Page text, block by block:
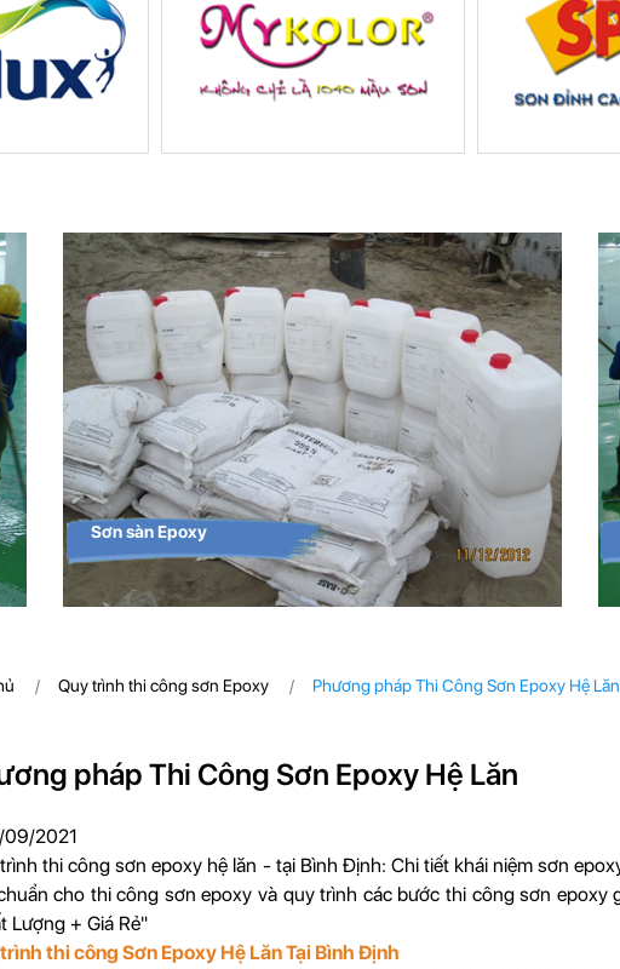
Sơn sàn Epoxy
Quy trình thi công sơn Epoxy Phương pháp Thi Công Sơn Epoxy Hệ Lăn
pháp Thi Công Sơn Epoxy Hệ Lăn
09/2021
thi công sơn epoxy hệ lăn - tại Bình Định: Chi tiết khái niệm sơn
cho thi công sơn epoxy và quy trình các bước thi công sơn
Lượng + Giá Rẻ"
thi công Sơn Epoxy Hệ Lăn Tại Bình Định